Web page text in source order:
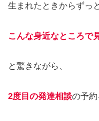
生まれたときからずっ
こんな身近なところ
と驚きながら、
2度目の発達相談の予約